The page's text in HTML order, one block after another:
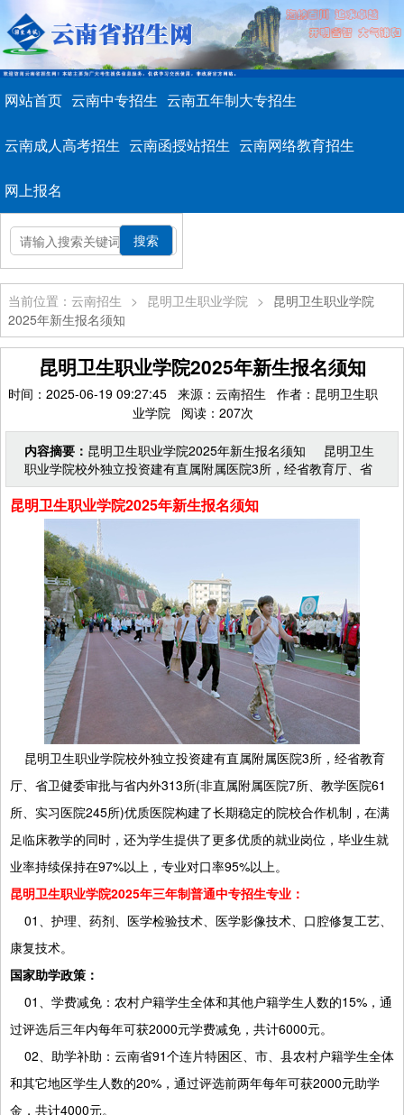
网站首页 云南中专招生 云南五年制大专招生
云南成人高考招生 云南函授站招生 云南网络教育招生
网上报名
当前位置：云南招生 > 昆明卫生职业学院 > 昆明卫生职业学院
2025年新生报名须知
昆明卫生职业学院2025年新生报名须知
时间：2025-06-19 09:27:45 来源：云南招生 作者：昆明卫生职
业学院 阅读：207次
内容摘要： 昆明卫生职业学院2025年新生报名须知 昆明卫生
职业学院校外独立投资建有直属附属医院3所，经省教育厅、省
卫健委审批与省内外313所(非直属附属医院7所、
昆明卫生职业学院2025年新生报名须知
昆明卫生职业学院校外独立投资建有直属附属医院3所，经省教育
厅、省卫健委审批与省内外313所(非直属附属医院7所、教学医院61
所、实习医院245所)优质医院构建了长期稳定的院校合作机制，在满
足临床教学的同时，还为学生提供了更多优质的就业岗位，毕业生就
业率持续保持在97%以上，专业对口率95%以上。
昆明卫生职业学院2025年三年制普通中专招生专业：
01、护理、药剂、医学检验技术、医学影像技术、口腔修复工艺、
康复技术。
国家助学政策：
01、学费减免：农村户籍学生全体和其他户籍学生人数的15%，通
过评选后三年内每年可获2000元学费减免，共计6000元。
02、助学补助：云南省91个连片特困区、市、县农村户籍学生全体
和其它地区学生人数的20%，通过评选前两年每年可获2000元助学
金，共计4000元。